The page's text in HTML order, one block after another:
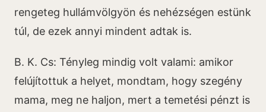
rengeteg hullámvölgyön és nehézségen estünk
túl, de ezek annyi mindent adtak is.
B. K. Cs: Tényleg mindig volt valami: amikor
felújítottuk a helyet, mondtam, hogy szegény
mama, meg ne haljon, mert a temetési pénzt is